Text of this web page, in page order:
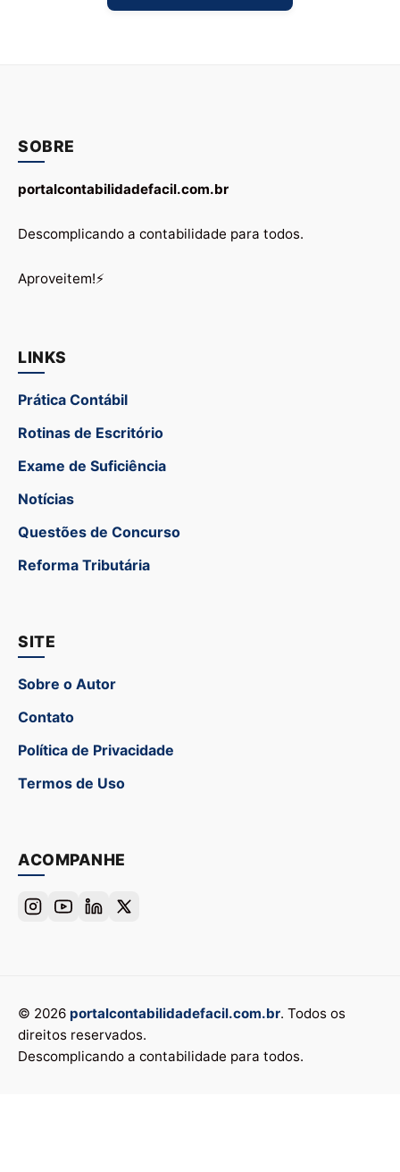
SOBRE
portalcontabilidadefacil.com.br
Descomplicando a contabilidade para todos.
Aproveitem!⚡
LINKS
Prática Contábil
Rotinas de Escritório
Exame de Suficiência
Notícias
Questões de Concurso
Reforma Tributária
SITE
Sobre o Autor
Contato
Política de Privacidade
Termos de Uso
ACOMPANHE
© 2026 portalcontabilidadefacil.com.br. Todos os
direitos reservados.
Descomplicando a contabilidade para todos.